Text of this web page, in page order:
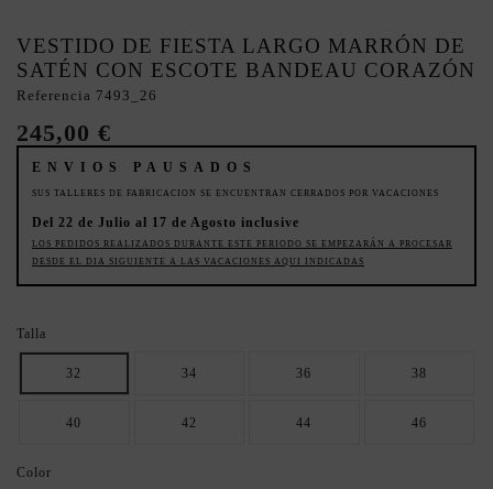
VESTIDO DE FIESTA LARGO MARRÓN DE
SATÉN CON ESCOTE BANDEAU CORAZÓN
Referencia 7493_26
245,00 €
ENVIOS PAUSADOS
SUS TALLERES DE FABRICACION SE ENCUENTRAN CERRADOS POR VACACIONES
Del 22 de Julio al 17 de Agosto inclusive
LOS PEDIDOS REALIZADOS DURANTE ESTE PERIODO SE EMPEZARÁN A PROCESAR
DESDE EL DIA SIGUIENTE A LAS VACACIONES AQUI INDICADAS
Talla
32 34 36 38
40 42 44 46
Color